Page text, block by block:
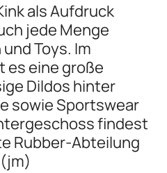
als Aufdruck
jede Menge
Toys. Im
es eine große
Dildos hinter
sowie Sportswear
findest
Rubber-Abteilung